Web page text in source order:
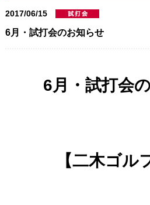
2017/06/15
6月・試打会のお知らせ
6月・試打会
【二木ゴル